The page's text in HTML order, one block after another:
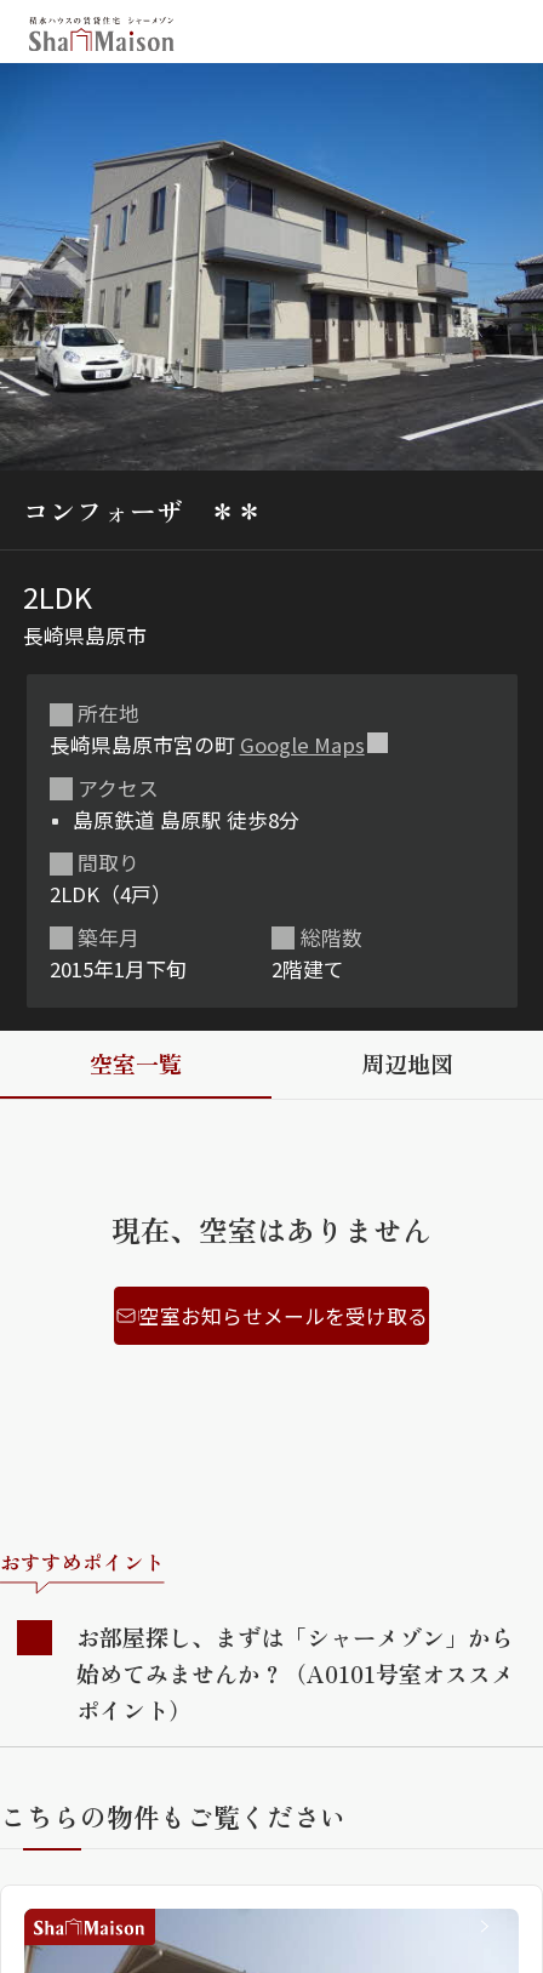
北海道 東北
関東
中部
関西
中国・四国
九州
市区郡・路線・駅から探す
通勤・通学時間から探す
地図から探す
人気のカテゴリから探す
シャーメゾンとは
ン
ルームツアー 動画ギャラリー
シャーメゾンショップを探す
シャーメゾンライフサポート
自立型サービス付き・シニア向け
コンフォーザ ＊＊
2LDK
長崎県島原市
所在地
長崎県島原市宮の町 Google Maps
アクセス
島原鉄道 島原駅 徒歩8分
築年月
2015年1月下旬
間取り
2LDK（4戸）
総階数
2階建て
空室一覧 周辺地図
現在、空室はありません
空室お知らせメールを受け取る
おすすめポイント
お部屋探し、まずは「シャーメゾン」から
始めてみませんか？（A0101号室オススメ
ポイント）
こちらの物件もご覧ください